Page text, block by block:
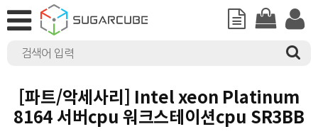
[파트/악세사리] Intel xeon Platinum
8164 서버cpu 워크스테이션cpu SR3BB